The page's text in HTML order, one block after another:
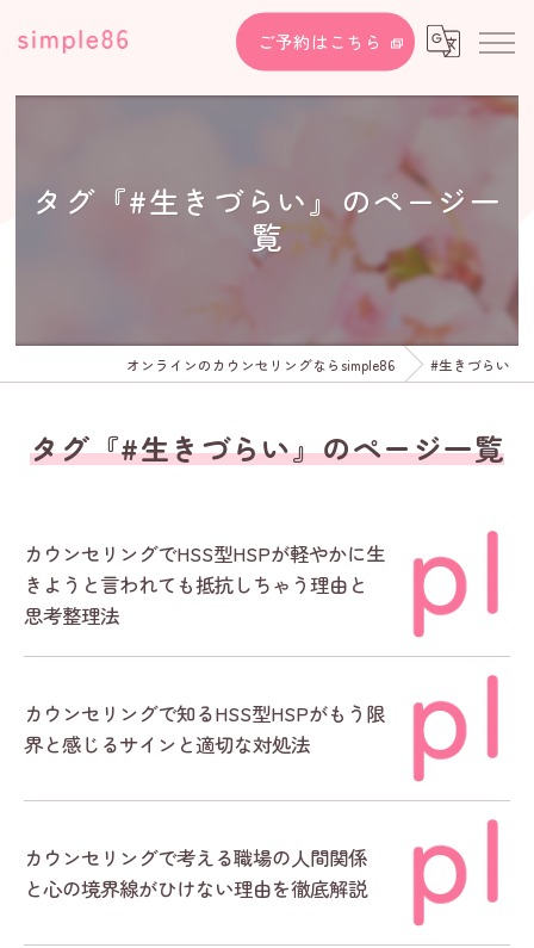
ご予約はこちら
タグ『#生きづらい』のページ一
覧
オンラインのカウンセリングならsimple86 #生きづらい
タグ『#生きづらい』のページ一覧
カウンセリングでHSS型HSPが軽やかに生
きようと言われても抵抗しちゃう理由と
思考整理法
カウンセリングで知るHSS型HSPがもう限
界と感じるサインと適切な対処法
カウンセリングで考える職場の人間関係
と心の境界線がひけない理由を徹底解説